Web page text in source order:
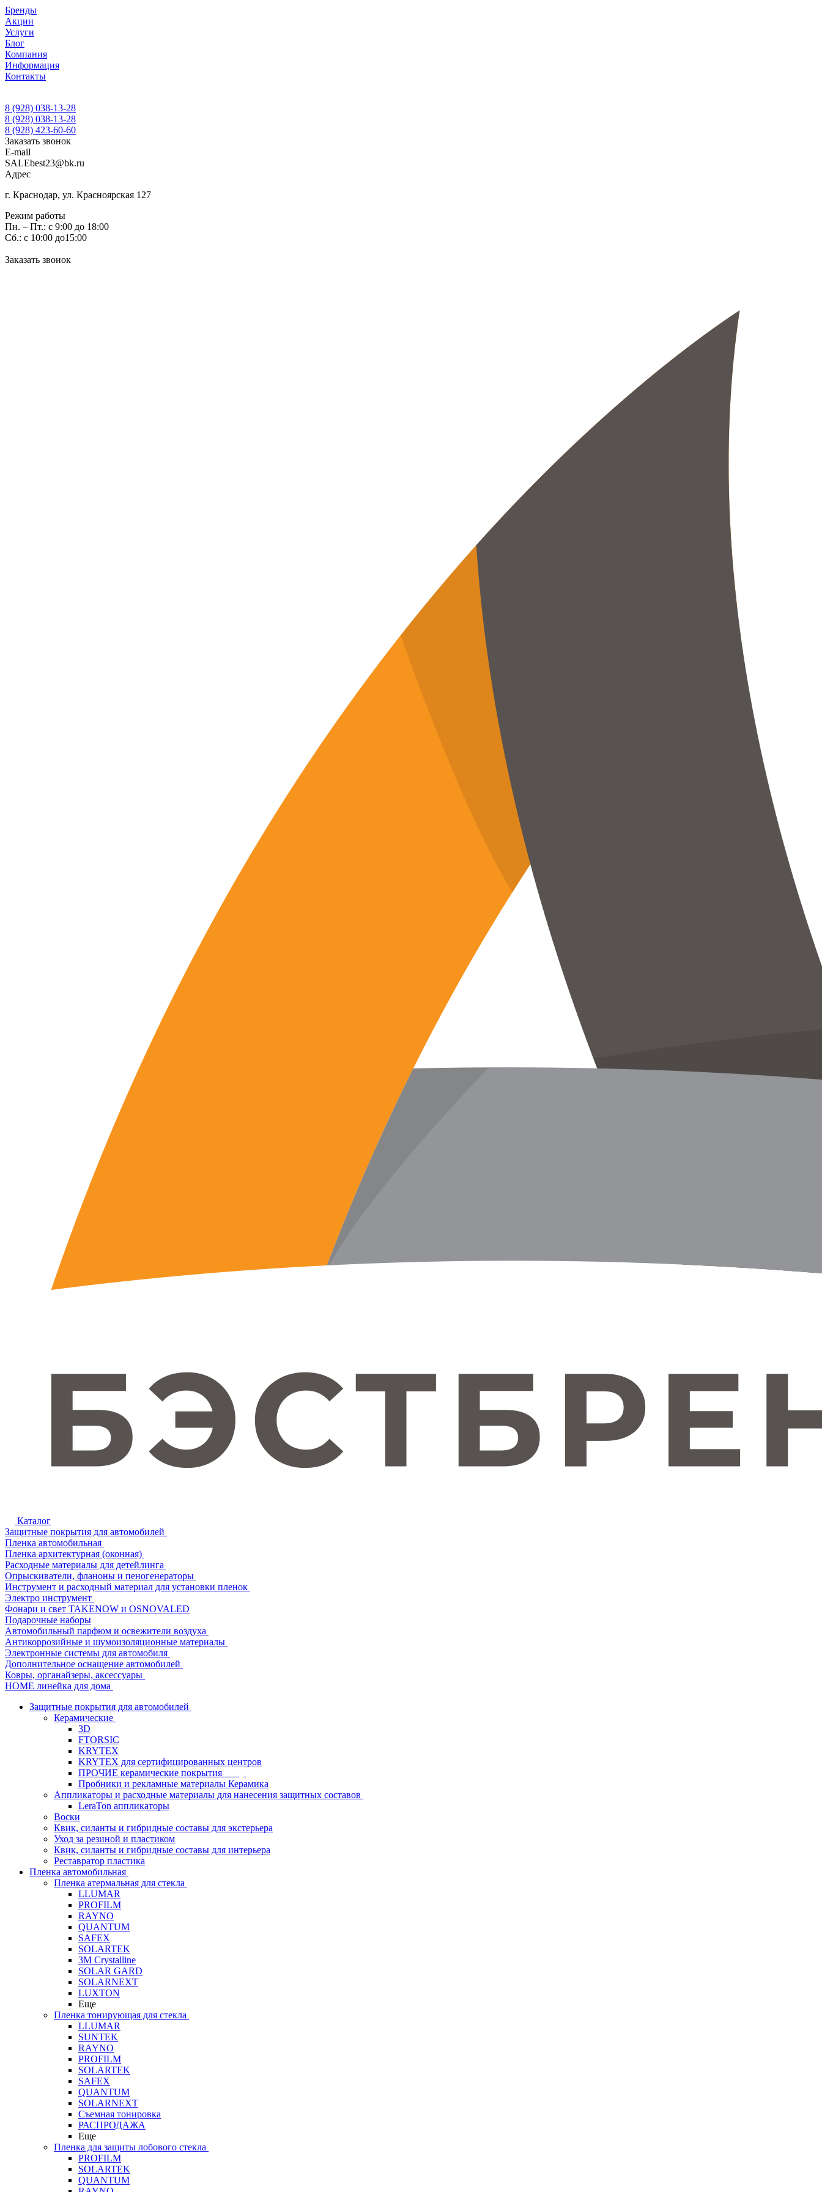
Бренды
Акции
Услуги
Блог
Компания
Информация
Контакты
8 (928) 038-13-28
8 (928) 038-13-28
8 (928) 423-60-60
Заказать звонок
E-mail
SALEbest23@bk.ru
Адрес
г. Краснодар, ул. Красноярская 127
Режим работы
Пн. – Пт.: с 9:00 до 18:00
Сб.: с 10:00 до15:00
Заказать звонок
Каталог
Защитные покрытия для автомобилей
Пленка автомобильная
Пленка архитектурная (оконная)
Расходные материалы для детейлинга
Опрыскиватели, фланоны и пеногенераторы
Инструмент и расходный материал для установки пленок
Электро инструмент
Фонари и свет TAKENOW и OSNOVALED
Подарочные наборы
Автомобильный парфюм и освежители воздуха
Антикоррозийные и шумоизоляционные материалы
Электронные системы для автомобиля
Дополнительное оснащение автомобилей
Ковры, органайзеры, аксессуары
HOME линейка для дома
Защитные покрытия для автомобилей
Керамические
3D
FTORSIC
KRYTEX
KRYTEX для сертифицированных центров
ПРОЧИЕ керамические покрытия
Пробники и рекламные материалы Керамика
Аппликаторы и расходные материалы для нанесения защитных составов
LeraTon аппликаторы
Воски
Квик, силанты и гибридные составы для экстерьера
Уход за резиной и пластиком
Квик, силанты и гибридные составы для интерьера
Реставратор пластика
Пленка автомобильная
Пленка атермальная для стекла
LLUMAR
PROFILM
RAYNO
QUANTUM
SAFEX
SOLARTEK
3M Crystalline
SOLAR GARD
SOLARNEXT
LUXTON
Еще
Пленка тонирующая для стекла
LLUMAR
SUNTEK
RAYNO
PROFILM
SOLARTEK
SAFEX
QUANTUM
SOLARNEXT
Съемная тонировка
РАСПРОДАЖА
Еще
Пленка для защиты лобового стекла
PROFILM
SOLARTEK
QUANTUM